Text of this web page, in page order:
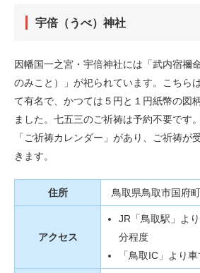
宇倍（うべ）神社
因幡国一之宮・宇倍神社には「武内宿禰
のみこと）」が祀られています。こちら
て有名で、かつては５円と１円紙幣の図
ました。七五三のご祈祷は予約不要です
「ご祈祷カレンダー」があり、ご祈祷が
きます。
住所 鳥取県鳥取市国府
アクセス
JR「鳥取駅」よ
分程度
「鳥取IC」より